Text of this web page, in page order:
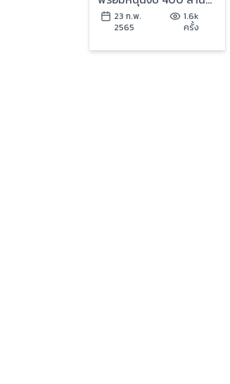
จัดศึกแดงเดือดในไทย
23 ก.พ.
2565
1.6k
ครั้ง